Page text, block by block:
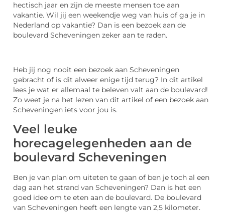
hectisch jaar en zijn de meeste mensen toe aan
vakantie. Wil jij een weekendje weg van huis of ga je in
Nederland op vakantie? Dan is een bezoek aan de
boulevard Scheveningen zeker aan te raden.
Heb jij nog nooit een bezoek aan Scheveningen
gebracht of is dit alweer enige tijd terug? In dit artikel
lees je wat er allemaal te beleven valt aan de boulevard!
Zo weet je na het lezen van dit artikel of een bezoek aan
Scheveningen iets voor jou is.
Veel leuke
horecagelegenheden aan de
boulevard Scheveningen
Ben je van plan om uiteten te gaan of ben je toch al een
dag aan het strand van Scheveningen? Dan is het een
goed idee om te eten aan de boulevard. De boulevard
van Scheveningen heeft een lengte van 2,5 kilometer.